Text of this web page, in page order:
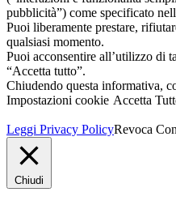
pubblicità”) come specificato
Puoi liberamente prestare,
qualsiasi momento.
Puoi acconsentire all’utilizzo di
“Accetta tutto”.
Chiudendo questa informativa,
Impostazioni cookie Accetta
Leggi Privacy PolicyRevoca
Chiudi